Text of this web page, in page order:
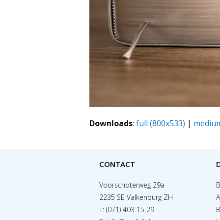
Downloads: full (800x533) |
CONTACT
Voorschoterweg 29a
2235 SE Valkenburg ZH
T: (071) 403 15 29